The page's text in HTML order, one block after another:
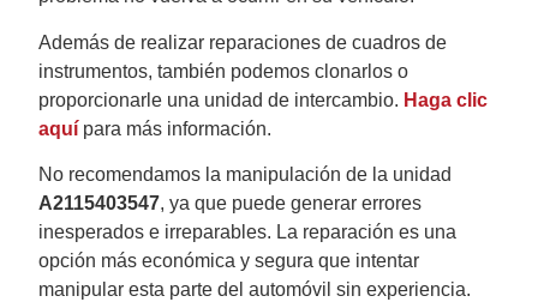
Además de realizar reparaciones de cuadros de
instrumentos, también podemos clonarlos o
proporcionarle una unidad de intercambio. Haga clic
aquí para más información.
No recomendamos la manipulación de la unidad
A2115403547, ya que puede generar errores
inesperados e irreparables. La reparación es una
opción más económica y segura que intentar
manipular esta parte del automóvil sin experiencia.